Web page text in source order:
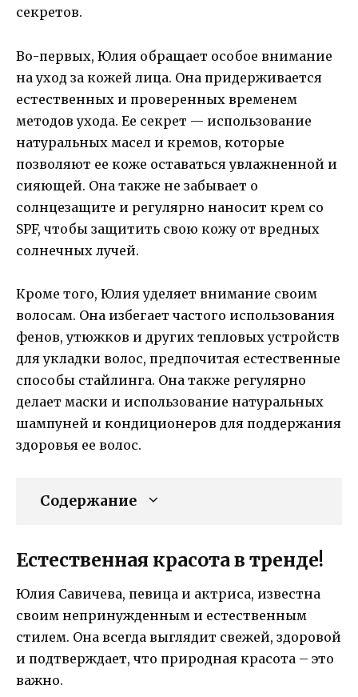
секретов.
Во-первых, Юлия обращает особое внимание
на уход за кожей лица. Она придерживается
естественных и проверенных временем
методов ухода. Ее секрет — использование
натуральных масел и кремов, которые
позволяют ее коже оставаться увлажненной и
сияющей. Она также не забывает о
солнцезащите и регулярно наносит крем со
SPF, чтобы защитить свою кожу от вредных
солнечных лучей.
Кроме того, Юлия уделяет внимание своим
волосам. Она избегает частого использования
фенов, утюжков и других тепловых устройств
для укладки волос, предпочитая естественные
способы стайлинга. Она также регулярно
делает маски и использование натуральных
шампуней и кондиционеров для поддержания
здоровья ее волос.
Содержание
Естественная красота в тренде!
Юлия Савичева, певица и актриса, известна
своим непринужденным и естественным
стилем. Она всегда выглядит свежей, здоровой
и подтверждает, что природная красота – это
важно.